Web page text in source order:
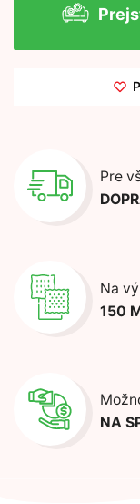
Pre
Na
150
NA